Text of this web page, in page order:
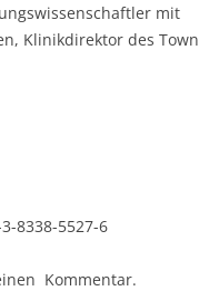
mit
Klinikdirektor des Town
8338-5527-6
Kommentar.